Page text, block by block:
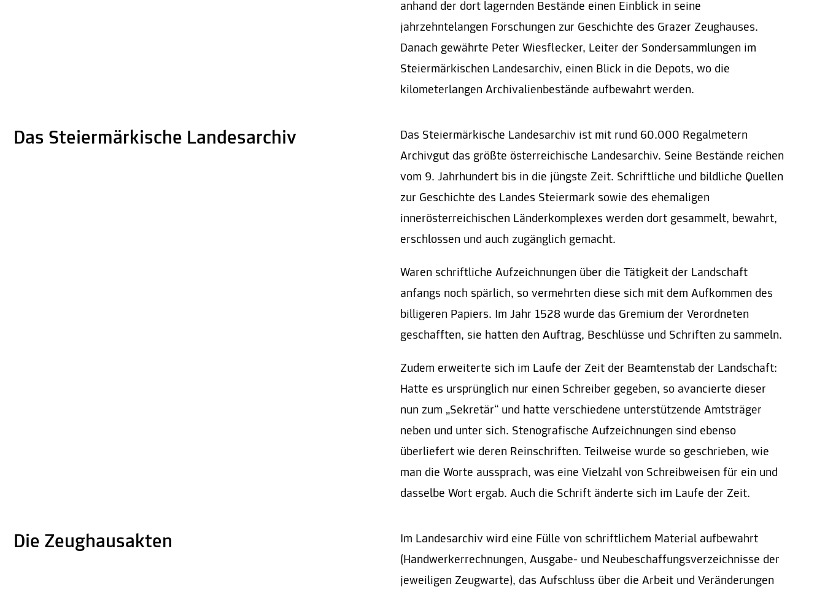
anhand der dort lagernden Bestände einen Einblick in seine
jahrzehntelangen Forschungen zur Geschichte des Grazer Zeughauses.
Danach gewährte Peter Wiesflecker, Leiter der Sondersammlungen im
Steiermärkischen Landesarchiv, einen Blick in die Depots, wo die
kilometerlangen Archivalienbestände aufbewahrt werden.
Das Steiermärkische Landesarchiv
Das Steiermärkische Landesarchiv ist mit rund 60.000 Regalmetern
Archivgut das größte österreichische Landesarchiv. Seine Bestände reichen
vom 9. Jahrhundert bis in die jüngste Zeit. Schriftliche und bildliche Quellen
zur Geschichte des Landes Steiermark sowie des ehemaligen
innerösterreichischen Länderkomplexes werden dort gesammelt, bewahrt,
erschlossen und auch zugänglich gemacht.
Waren schriftliche Aufzeichnungen über die Tätigkeit der Landschaft
anfangs noch spärlich, so vermehrten diese sich mit dem Aufkommen des
billigeren Papiers. Im Jahr 1528 wurde das Gremium der Verordneten
geschafften, sie hatten den Auftrag, Beschlüsse und Schriften zu sammeln.
Zudem erweiterte sich im Laufe der Zeit der Beamtenstab der Landschaft:
Hatte es ursprünglich nur einen Schreiber gegeben, so avancierte dieser
nun zum „Sekretär“ und hatte verschiedene unterstützende Amtsträger
neben und unter sich. Stenografische Aufzeichnungen sind ebenso
überliefert wie deren Reinschriften. Teilweise wurde so geschrieben, wie
man die Worte aussprach, was eine Vielzahl von Schreibweisen für ein und
dasselbe Wort ergab. Auch die Schrift änderte sich im Laufe der Zeit.
Die Zeughausakten
Im Landesarchiv wird eine Fülle von schriftlichem Material aufbewahrt
(Handwerkerrechnungen, Ausgabe- und Neubeschaffungsverzeichnisse der
jeweiligen Zeugwarte), das Aufschluss über die Arbeit und Veränderungen